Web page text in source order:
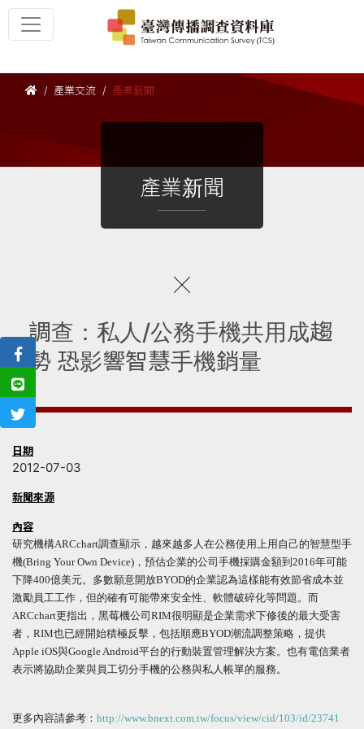
產業交流 產業新聞
產業新聞
調查：私人/公務手機共用成趨
勢 恐影響智慧手機銷量
日期
2012-07-03
新聞來源
內容
研究機構ARCchart調查顯示，越來越多人在公務使用上用自己的智慧型手
機(Bring Your Own Device)，預估企業的公司手機採購金額到2016年可能
下降400億美元。多數願意開放BYOD的企業認為這樣能有效節省成本並
激勵員工工作，但的確有可能帶來安全性、軟體破碎化等問題。而
ARCchart更指出，黑莓機公司RIM很明顯是企業需求下修後的最大受害
者，RIM也已經開始積極反擊，包括順應BYOD潮流調整策略，提供
Apple iOS與Google Android平台的行動裝置管理解決方案。也有電信業者
表示將協助企業與員工切分手機的公務與私人帳單的服務。
更多內容請參考： http://www.bnext.com.tw/focus/view/cid/103/id/23741